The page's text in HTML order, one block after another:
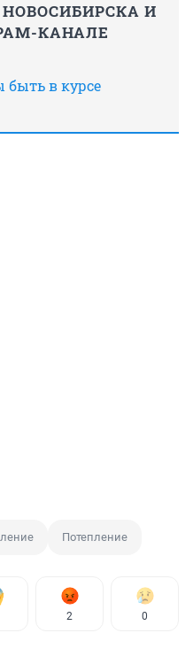
И
КАНАЛЕ
быть в курсе
Потепление
2 0